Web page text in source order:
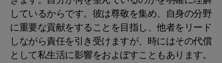
しているからです。彼は尊敬を集め、自身の分野
に重要な貢献をすることを目指し、他者をリード
しながら責任を引き受けますが、時にはその代償
として私生活に影響をおよぼすこともあります。